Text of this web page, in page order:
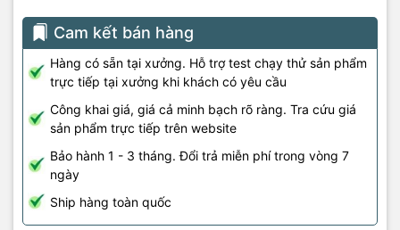
Cam kết bán hàng
Hàng có sẵn tại xưởng. Hỗ trợ test chạy thử sản phẩm
trực tiếp tại xưởng khi khách có yêu cầu
Công khai giá, giá cả minh bạch rõ ràng. Tra cứu giá
sản phẩm trực tiếp trên website
Bảo hành 1 - 3 tháng. Đổi trả miễn phí trong vòng 7
ngày
Ship hàng toàn quốc